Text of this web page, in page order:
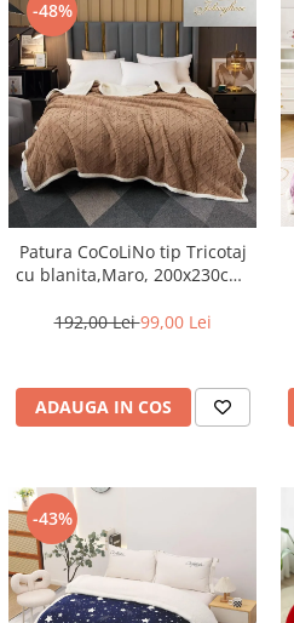
-48%
Patura CoCoLiNo tip Tricotaj
cu blanita,Maro, 200x230cm-
192,00 Lei99,00 Lei
ADAUGA IN COS
-43%